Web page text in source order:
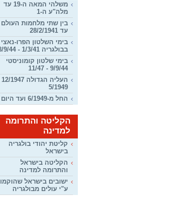
משלהי המאה ה-19 עד
מלה"ע ה-1
בין שתי מלחמות העולם
עד 28/2/1941
בימי השלטון הפרו-נאצי
בבולגריה 1/3/41 - 8/9/44
בימי שלטון קומוניסטי
9/9/44 - 11/47
5/1949
החל מ-6/1949 ועד היום
הקליטה והתרומה
למדינה
קליטת יהודי בולגריה
בישראל
הקליטה בישראל
והתרומה למדינה
ישובים בישראל שהוקמו
ע"י עולים מבולגריה